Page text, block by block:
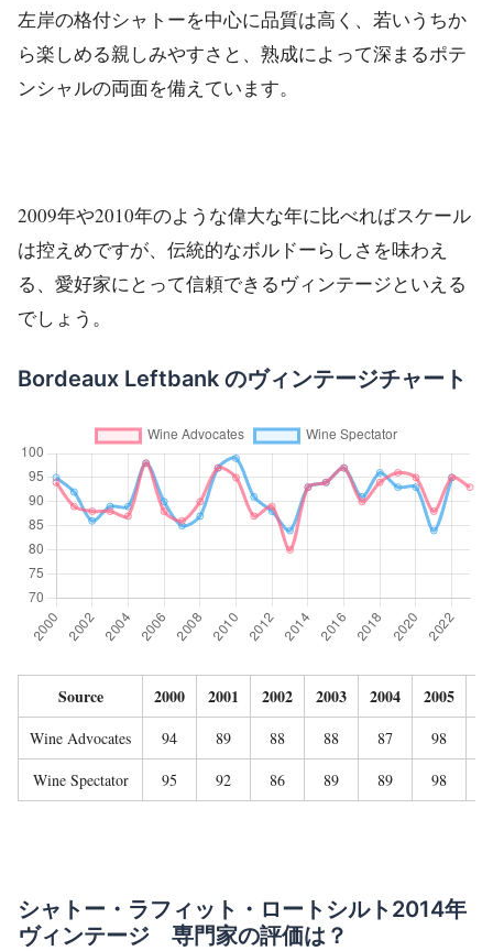
左岸の格付シャトーを中心に品質は高く、若いうちか
ら楽しめる親しみやすさと、熟成によって深まるポテ
ンシャルの両面を備えています。
2009年や2010年のような偉大な年に比べればスケール
は控えめですが、伝統的なボルドーらしさを味わえ
る、愛好家にとって信頼できるヴィンテージといえる
でしょう。
Bordeaux Leftbank のヴィンテージチャート
Source 2000 2001 2002 2003 2004 2005
Wine Advocates 94 89 88 88 87 98
Wine Spectator
95 92 86 89 89 98
シャトー・ラフィット・ロートシルト2014年
ヴィンテージ 専門家の評価は？